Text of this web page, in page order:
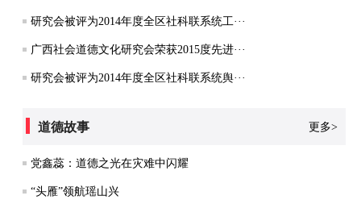
研究会被评为2014年度全区社科联系统工···
广西社会道德文化研究会荣获2015度先进···
研究会被评为2014年度全区社科联系统舆···
道德故事 更多>
党鑫蕊：道德之光在灾难中闪耀
“头雁”领航瑶山兴